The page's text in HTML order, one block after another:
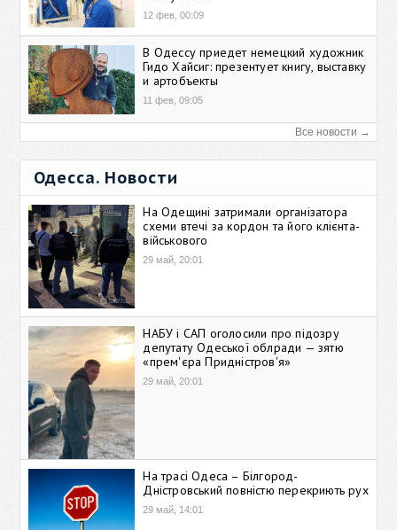
12 фев, 00:09
В Одессу приедет немецкий художник
Гидо Хайсиг: презентует книгу, выставку
и артобъекты
11 фев, 09:05
Все новости →
Одесса. Новости
На Одещині затримали організатора
схеми втечі за кордон та його клієнта-
військового
29 май, 20:01
НАБУ і САП оголосили про підозру
депутату Одеської облради — зятю
«прем'єра Придністров'я»
29 май, 20:01
На трасі Одеса – Білгород-
Дністровський повністю перекриють рух
29 май, 14:01